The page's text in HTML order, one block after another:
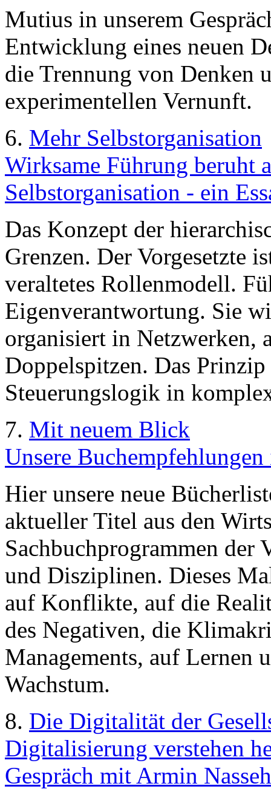
Mutius in unserem
Entwicklung eines neuen
die Trennung von Denken
experimentellen Vernunft.
6. Mehr Selbstorganisation
Wirksame Führung beruht
Selbstorganisation - ein
Das Konzept der
Grenzen. Der Vorgesetzte
veraltetes Rollenmodell.
Eigenverantwortung. Sie
organisiert in Netzwerken,
Doppelspitzen. Das
Steuerungslogik in
7. Mit neuem Blick
Unsere
Hier unsere neue
aktueller Titel aus den
Sachbuchprogrammen der
und Disziplinen. Dieses
auf Konflikte, auf die
des Negativen, die
Managements, auf Lernen
Wachstum.
8. Die Digitalität der
Digitalisierung verstehen
Gespräch mit Armin